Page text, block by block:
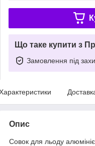
Що таке купити з
Замовлення під
Опис
Совок для льоду